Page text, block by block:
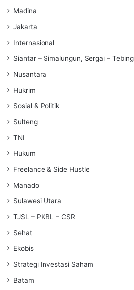
Madina
Jakarta
Internasional
Siantar – Simalungun, Sergai – Tebing
Nusantara
Hukrim
Sosial & Politik
Sulteng
TNI
Hukum
Freelance & Side Hustle
Manado
Sulawesi Utara
TJSL – PKBL – CSR
Sehat
Ekobis
Strategi Investasi Saham
Batam